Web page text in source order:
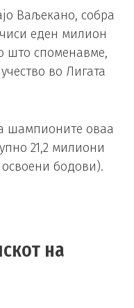
Ваљекано, собра
еден милион
што споменавме,
во Лигата
шампионите оваа
21,2 милиони
освоени бодови).
на